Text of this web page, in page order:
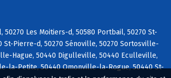
Les Moitiers-d, 50580 Portbail, 50270 St-
St-Pierre-d, 50270 Sénoville, 50270 Sortosville-
Hague, 50440 Digulleville, 50440 Eculleville,
la-Petite, 50440 Omonville-la-Rogue, 50440 St-